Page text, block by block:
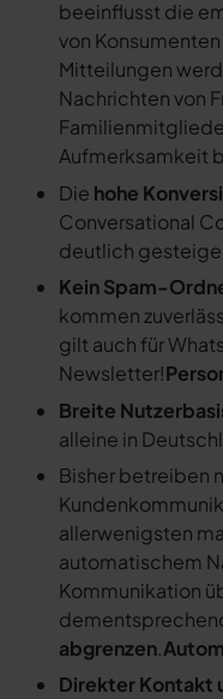
beeinflusst die
von
Mitteilungen
Nachrichten von
Aufmerksamkeit
Die hohe
Conversational
deutlich
Kein Spam-
kommen
gilt auch für
Newsletter!
Breite
alleine in
Bisher betreiben
allerwenigsten
automatischem
Kommunikation
abgrenzen.
Direkter Kontakt